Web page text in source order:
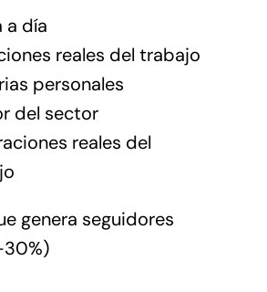
a día
reales del trabajo
personales
del sector
reales del
genera seguidores